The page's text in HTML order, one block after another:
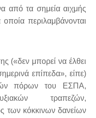
από τα σημεία αιχμής
οποία περιλαμβάνονται
(«δεν μπορεί να έλθει
επίπεδα», είπε)
πόρων του ΕΣΠΑ,
τραπεζών,
των κόκκινων δανείων